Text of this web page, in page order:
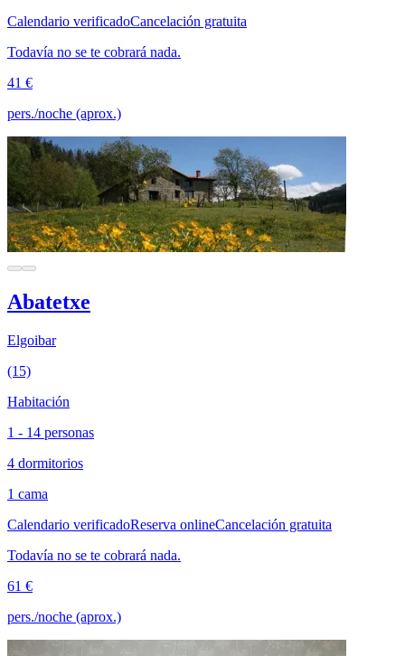
Calendario verificadoCancelación gratuita
Todavía no se te cobrará nada.
41 €
pers./noche (aprox.)
Abatetxe
Elgoibar
(15)
Habitación
1 - 14 personas
4 dormitorios
1 cama
Calendario verificadoReserva onlineCancelación gratuita
Todavía no se te cobrará nada.
61 €
pers./noche (aprox.)